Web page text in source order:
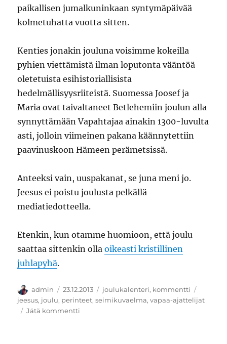
paikallisen jumalkuninkaan syntymäpäivää
kolmetuhatta vuotta sitten.
Kenties jonakin jouluna voisimme kokeilla
pyhien viettämistä ilman loputonta vääntöä
oletetuista esihistoriallisista
hedelmällisyysriiteistä. Suomessa Joosef ja
Maria ovat taivaltaneet Betlehemiin joulun alla
synnyttämään Vapahtajaa ainakin 1300-luvulta
asti, jolloin viimeinen pakana käännytettiin
paavinuskoon Hämeen perämetsissä.
Anteeksi vain, uuspakanat, se juna meni jo.
Jeesus ei poistu joulusta pelkällä
mediatiedotteella.
Etenkin, kun otamme huomioon, että joulu
saattaa sittenkin ollaoikeasti kristillinen
juhlapyhä.
Kirjoittaja
admin Julkaistu
23.12.2013 Kategoriat
joulukalenteri, kommentti
jeesus, joulu, perinteet,seimikuvaelma,vapaa-ajattelijat
Jätä kommentti